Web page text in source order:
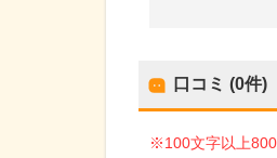
口コミ (0件)
※100文字以上